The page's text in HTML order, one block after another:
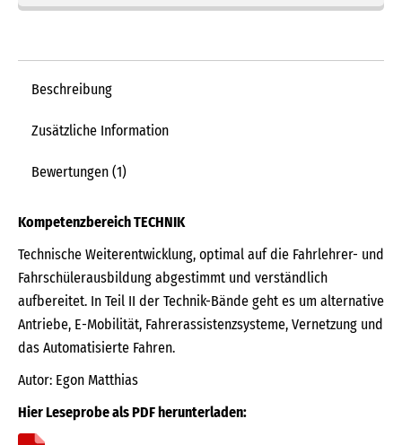
Beschreibung
Zusätzliche Information
Bewertungen (1)
Kompetenzbereich TECHNIK
Technische Weiterentwicklung, optimal auf die Fahrlehrer- und
Fahrschülerausbildung abgestimmt und verständlich
aufbereitet. In Teil II der Technik-Bände geht es um alternative
Antriebe, E-Mobilität, Fahrerassistenzsysteme, Vernetzung und
das Automatisierte Fahren.
Autor: Egon Matthias
Hier Leseprobe als PDF herunterladen: